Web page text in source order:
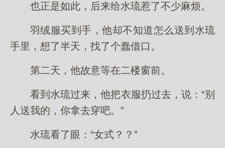
也正是如此，后来给水琉惹了不少麻烦。
羽绒服买到手，他却不知道怎么送到水琉
手里，想了半天，找了个蠢借口。
第二天，他故意等在二楼窗前。
看到水琉过来，他把衣服扔过去，说：“别
人送我的，你拿去穿吧。”
水琉看了眼：“女式？？”